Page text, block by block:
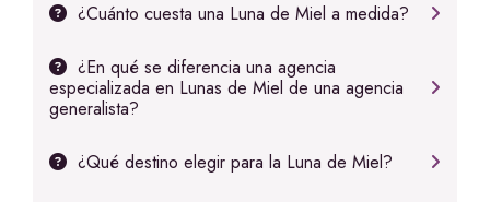
¿Cuánto cuesta una Luna de Miel a medida?
¿En qué se diferencia una agencia
especializada en Lunas de Miel de una agencia
generalista?
¿Qué destino elegir para la Luna de Miel?